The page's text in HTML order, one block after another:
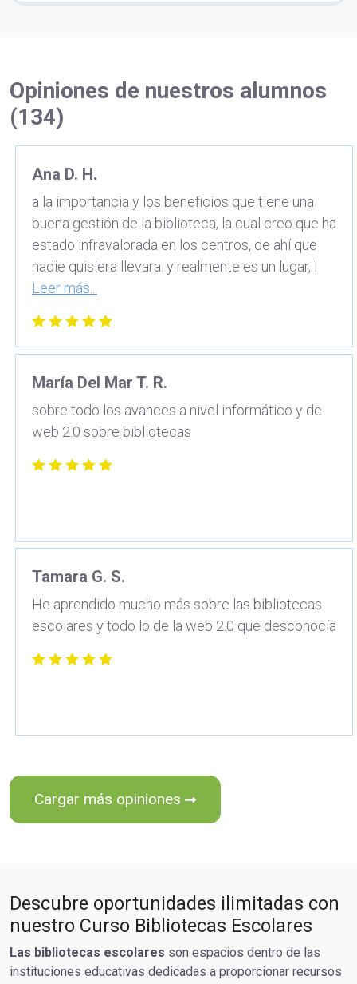
Opiniones de nuestros alumnos
(134)
Ana D. H.
a la importancia y los beneficios que tiene una
buena gestión de la biblioteca, la cual creo que ha
estado infravalorada en los centros, de ahí que
nadie quisiera llevara. y realmente es un lugar, l
Leer más...
María Del Mar T. R.
sobre todo los avances a nivel informático y de
web 2.0 sobre bibliotecas
Tamara G. S.
He aprendido mucho más sobre las bibliotecas
escolares y todo lo de la web 2.0 que desconocía
Cargar más opiniones
Descubre oportunidades ilimitadas con
nuestro Curso Bibliotecas Escolares
Las bibliotecas escolares son espacios dentro de las
instituciones educativas dedicadas a proporcionar recursos